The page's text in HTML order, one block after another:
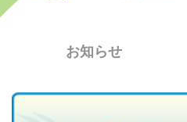
お知らせ